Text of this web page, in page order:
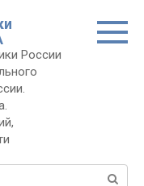
России